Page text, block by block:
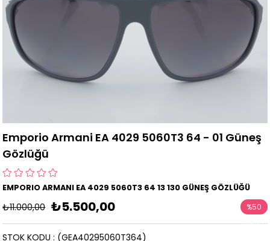
Emporio Armani EA 4029 5060T3 64 - 01 Güneş
Gözlüğü
EMPORIO ARMANI EA 4029 5060T3 64 13 130 GÜNEŞ GÖZLÜĞÜ
₺11.000,00 ₺5.500,00 %50
İndirim
(GEA40295060T364)
STOK KODU